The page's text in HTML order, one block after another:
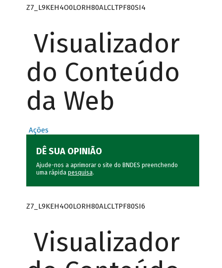
Z7_L9KEH4O0LORH80ALCLTPF80SI4
Visualizador
do Conteúdo
da Web
Ações
DÊ SUA OPINIÃO
Ajude-nos a aprimorar o site do BNDES preenchendo
uma rápida pesquisa.
Z7_L9KEH4O0LORH80ALCLTPF80SI6
Visualizador